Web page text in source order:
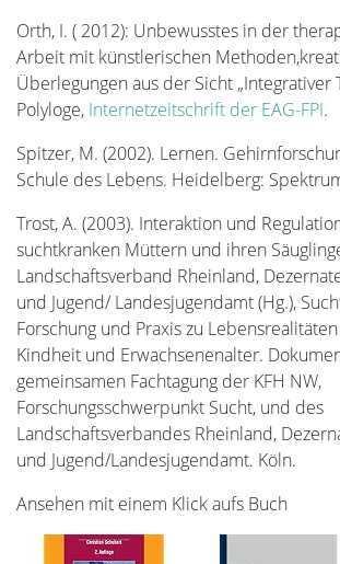
Orth, I. ( 2012): Unbewusstes in der
Arbeit mit künstlerischen
Überlegungen aus der Sicht „Integrativer
Polyloge, Internetzeitschrift der EAG-FPI.
Spitzer, M. (2002). Lernen.
Schule des Lebens. Heidelberg:
Trost, A. (2003). Interaktion und
suchtkranken Müttern und ihren
Landschaftsverband Rheinland,
und Jugend/ Landesjugendamt (Hg.),
Forschung und Praxis zu
Kindheit und Erwachsenenalter.
gemeinsamen Fachtagung der KFH NW,
Forschungsschwerpunkt Sucht, und des
Landschaftsverbandes Rheinland,
und Jugend/Landesjugendamt. Köln.
Ansehen mit einem Klick aufs Buch